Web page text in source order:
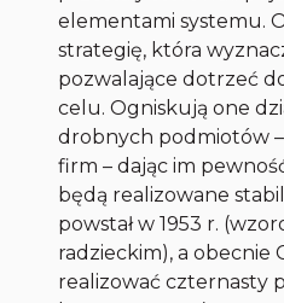
elementami systemu.
strategię, która
pozwalające dotrzeć
celu. Ogniskują one
drobnych podmiotów
firm – dając im
będą realizowane
powstał w 1953 r.
radzieckim), a obecnie
realizować czternasty